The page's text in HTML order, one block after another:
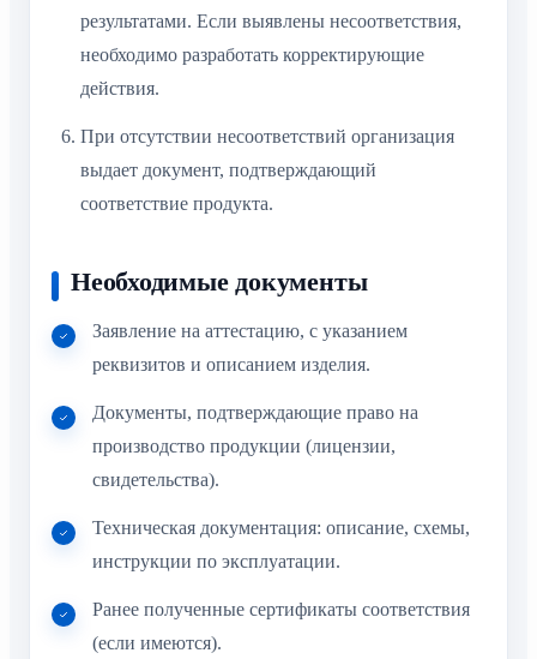
результатами. Если выявлены несоответствия,
необходимо разработать корректирующие
действия.
При отсутствии несоответствий организация
выдает документ, подтверждающий
соответствие продукта.
Необходимые документы
Заявление на аттестацию, с указанием
реквизитов и описанием изделия.
Документы, подтверждающие право на
производство продукции (лицензии,
свидетельства).
Техническая документация: описание, схемы,
инструкции по эксплуатации.
Ранее полученные сертификаты соответствия
(если имеются).